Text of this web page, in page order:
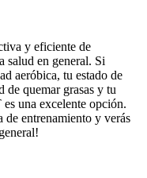
y eficiente de
salud en general. Si
aeróbica, tu estado de
de quemar grasas y tu
una excelente opción.
entrenamiento y verás